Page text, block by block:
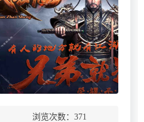
08 浏览次数： 371